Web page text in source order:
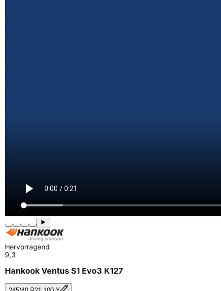
Hervorragend
9,3
Hankook Ventus S1 Evo3 K127